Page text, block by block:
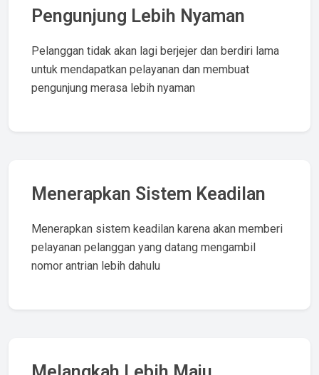
Pengunjung Lebih Nyaman
Pelanggan tidak akan lagi berjejer dan berdiri lama
untuk mendapatkan pelayanan dan membuat
pengunjung merasa lebih nyaman
Menerapkan Sistem Keadilan
Menerapkan sistem keadilan karena akan memberi
pelayanan pelanggan yang datang mengambil
nomor antrian lebih dahulu